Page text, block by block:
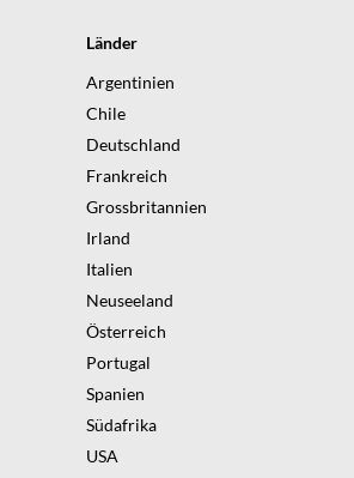
Länder
Argentinien
Chile
Deutschland
Frankreich
Grossbritannien
Irland
Italien
Neuseeland
Österreich
Portugal
Spanien
Südafrika
USA